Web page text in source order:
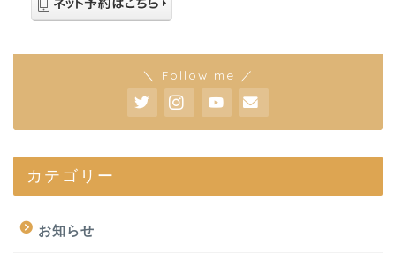
＼ Follow me ／
カテゴリー
お知らせ